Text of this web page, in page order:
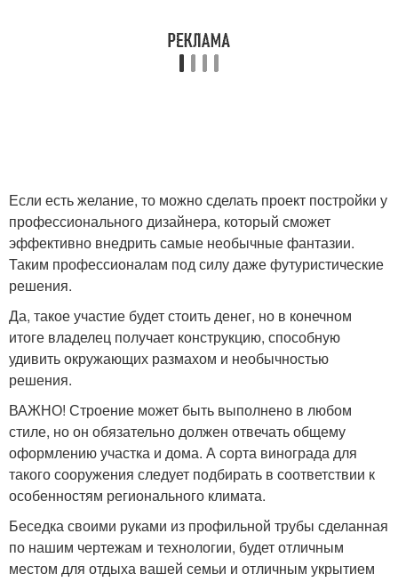
Если есть желание, то можно сделать проект постройки у
профессионального дизайнера, который сможет
эффективно внедрить самые необычные фантазии.
Таким профессионалам под силу даже футуристические
решения.
Да, такое участие будет стоить денег, но в конечном
итоге владелец получает конструкцию, способную
удивить окружающих размахом и необычностью
решения.
ВАЖНО! Строение может быть выполнено в любом
стиле, но он обязательно должен отвечать общему
оформлению участка и дома. А сорта винограда для
такого сооружения следует подбирать в соответствии к
особенностям регионального климата.
Беседка своими руками из профильной трубы сделанная
по нашим чертежам и технологии, будет отличным
местом для отдыха вашей семьи и отличным укрытием